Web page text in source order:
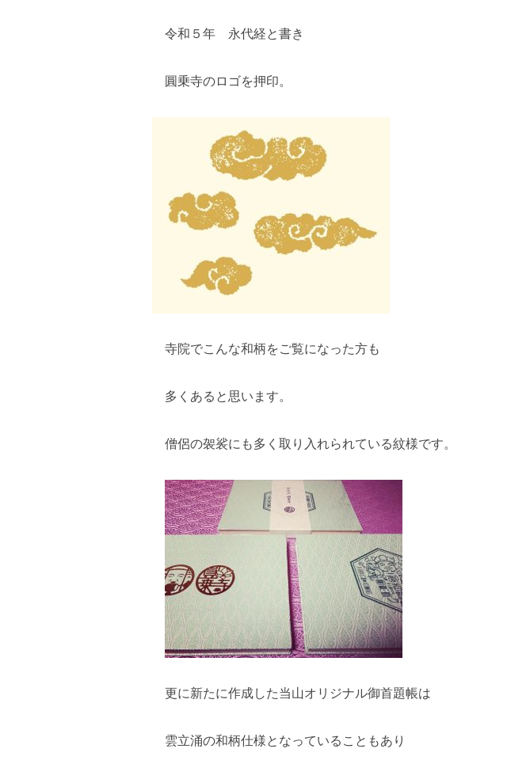
令和５年 永代経と書き
圓乗寺のロゴを押印。
寺院でこんな和柄をご覧になった方も
多くあると思います。
僧侶の袈裟にも多く取り入れられている紋様です。
更に新たに作成した当山オリジナル御首題帳は
雲立涌の和柄仕様となっていることもあり